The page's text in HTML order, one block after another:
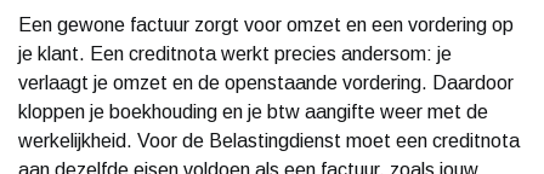
Een gewone factuur zorgt voor omzet en een vordering op
je klant. Een creditnota werkt precies andersom: je
verlaagt je omzet en de openstaande vordering. Daardoor
kloppen je boekhouding en je btw aangifte weer met de
werkelijkheid. Voor de Belastingdienst moet een creditnota
aan dezelfde eisen voldoen als een factuur, zoals jouw